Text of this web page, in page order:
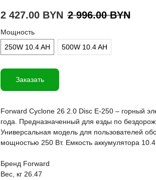
2 427.00 BYN 2 996.00 BYN
Мощность
250W 10.4 AH
500W 10.4 AH
Заказать
Forward Cyclone 26 2.0 Disc E-250 – горный
года. Предназначенный для езды по
Универсальная модель для пользователей
мощностью 250 Вт. Емкость аккумулятора
Бренд Forward
Вес, кг 26.47